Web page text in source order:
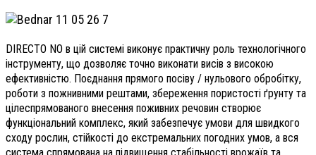
DIRECTO NO в цій системі виконує практичну роль технологічного
інструменту, що дозволяє точно виконати висів з високою
ефективністю. Поєднання прямого посіву / нульового обробітку,
роботи з пожнивними рештами, збереження пористості ґрунту та
цілеспрямованого внесення поживних речовин створює
функціональний комплекс, який забезпечує умови для швидкого
сходу рослин, стійкості до екстремальних погодних умов, а вся